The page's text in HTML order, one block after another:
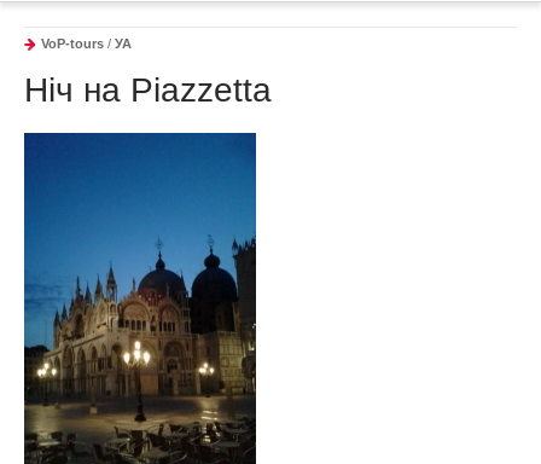
VoP-tours / УА
Ніч на Piazzetta